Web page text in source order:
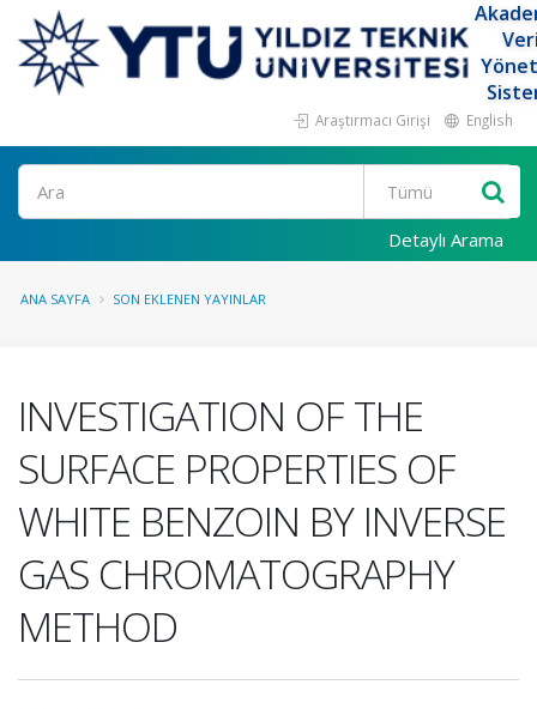
Araştırmacı Girişi English
Ara
Detaylı Arama
ANA SAYFA SON EKLENEN YAYINLAR
INVESTIGATION OF THE
SURFACE PROPERTIES OF
WHITE BENZOIN BY INVERSE
GAS CHROMATOGRAPHY
METHOD